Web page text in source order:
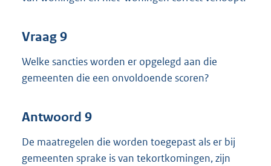
Vraag 9
Welke sancties worden er opgelegd aan die
gemeenten die een onvoldoende scoren?
Antwoord 9
De maatregelen die worden toegepast als er bij
gemeenten sprake is van tekortkomingen, zijn